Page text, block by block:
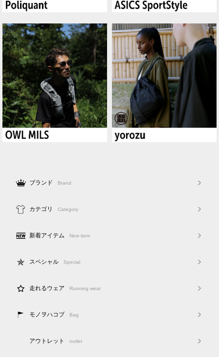
ブランド Brand
カテゴリ Category
新着アイテム New item
スペシャル Special
走れるウェア Running wear
モノヲハコブ Bag
アウトレット outlet